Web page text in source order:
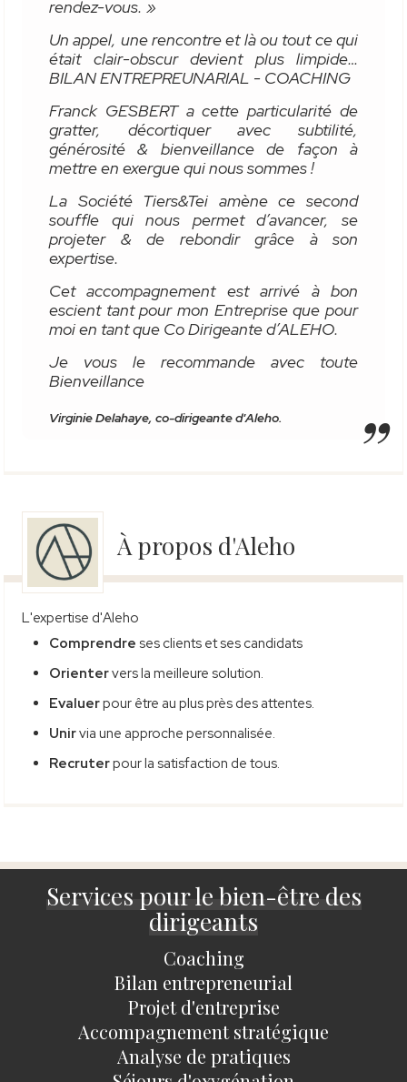
rendez-vous. »
Un appel, une rencontre et là ou tout ce qui
était clair-obscur devient plus limpide…
BILAN ENTREPREUNARIAL - COACHING
Franck GESBERT a cette particularité de
gratter, décortiquer avec subtilité,
générosité & bienveillance de façon à
mettre en exergue qui nous sommes !
La Société Tiers&Tei amène ce second
souffle qui nous permet d’avancer, se
projeter & de rebondir grâce à son
expertise.
Cet accompagnement est arrivé à bon
escient tant pour mon Entreprise que pour
moi en tant que Co Dirigeante d’ALEHO.
Je vous le recommande avec toute
Bienveillance
Virginie Delahaye, co-dirigeante d'Aleho.
À propos d'Aleho
L'expertise d'Aleho
Comprendre ses clients et ses candidats
Orientervers la meilleure solution.
Evaluerpour être au plus près des attentes.
Unirvia une approche personnalisée.
Recruterpour la satisfaction de tous.
Services pour le bien-être des
dirigeants
Coaching
Bilan entrepreneurial
Projet d'entreprise
Accompagnement stratégique
Analyse de pratiques